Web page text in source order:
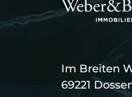
Im Breiten
69221